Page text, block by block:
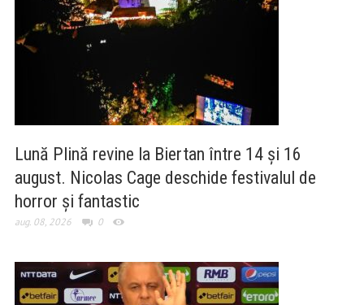
Lună Plină revine la Biertan între 14 și 16
august. Nicolas Cage deschide festivalul de
horror și fantastic
aug. 08, 2026 0